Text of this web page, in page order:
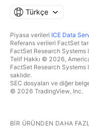
Türkçe
Piyasa verileri ICE Data
Referans verileri FactSet
FactSet Research Systems
Telif Hakkı © 2026,
FactSet Research Systems
saklıdır.
SEC dosyaları ve diğer
© 2026 TradingView, Inc.
BIR ÜRÜNDEN DAHA